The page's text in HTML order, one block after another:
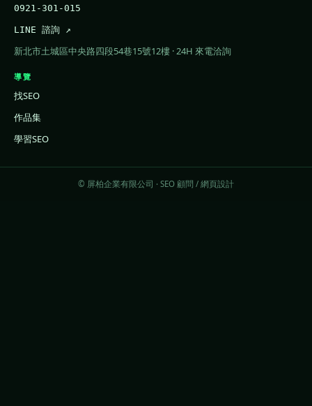
0921-301-015
LINE 諮詢 ↗
新北市土城區中央路四段54巷15號12樓 · 24H 來電洽詢
導覽
找SEO
作品集
學習SEO
© 屏柏企業有限公司 · SEO 顧問 / 網頁設計